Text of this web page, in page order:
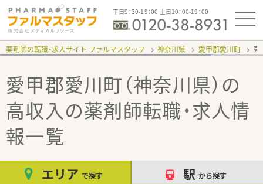
平日9：30-19：00 土日10：00-19：00
薬剤師の転職・求人サイト ファルマスタッフ 神奈川県 愛甲郡愛川町 高
愛甲郡愛川町（神奈川県）の
高収入の薬剤師転職・求人情
報一覧
エリア で探す 駅 から探す